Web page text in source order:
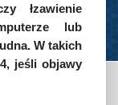
łzawienie
lub
W takich
jeśli objawy